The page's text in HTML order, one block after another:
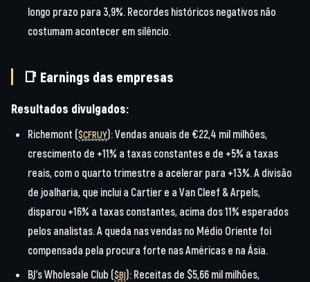
longo prazo para 3,9%. Recordes históricos negativos não
costumam acontecer em silêncio.
📑 Earnings das empresas
Resultados divulgados:
Richemont ($CFRUY):Vendas anuais de €22,4 mil milhões,
crescimento de +11% a taxas constantes e de +5% a taxas
reais, com o quarto trimestre a acelerar para +13%. A divisão
de joalharia, que inclui a Cartier e a Van Cleef & Arpels,
disparou +16% a taxas constantes, acima dos 11% esperados
pelos analistas. A queda nas vendas no Médio Oriente foi
compensada pela procura forte nas Américas e na Ásia.
BJ’s Wholesale Club ($BJ): Receitas de $5,66 mil milhões,